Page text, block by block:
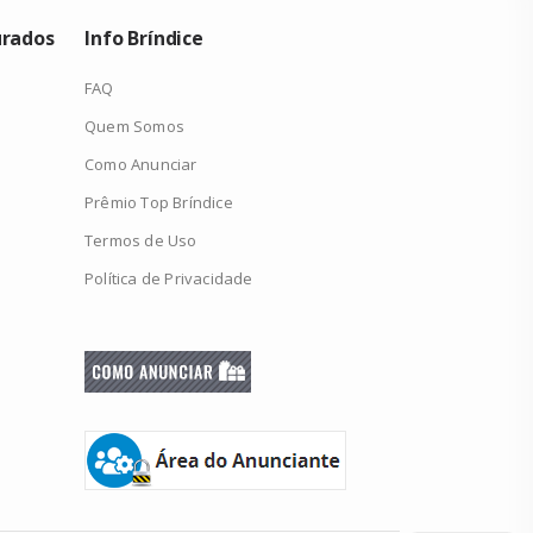
Info Bríndice
FAQ
Quem Somos
Como Anunciar
Prêmio Top Bríndice
Termos de Uso
Política de Privacidade